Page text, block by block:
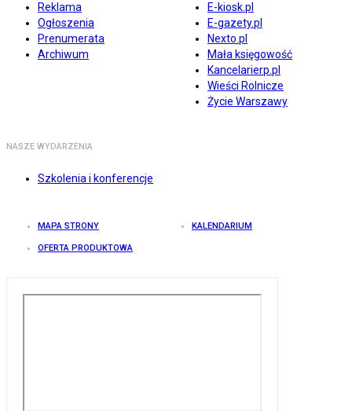
Reklama
Ogłoszenia
Prenumerata
Archiwum
E-kiosk.pl
E-gazety.pl
Nexto.pl
Mała księgowość
Kancelarierp.pl
Wieści Rolnicze
Życie Warszawy
NASZE WYDARZENIA
Szkolenia i konferencje
MAPA STRONY KALENDARIUM
OFERTA PRODUKTOWA